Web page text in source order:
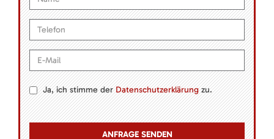
Ja, ich stimme derDatenschutzerklärungzu.